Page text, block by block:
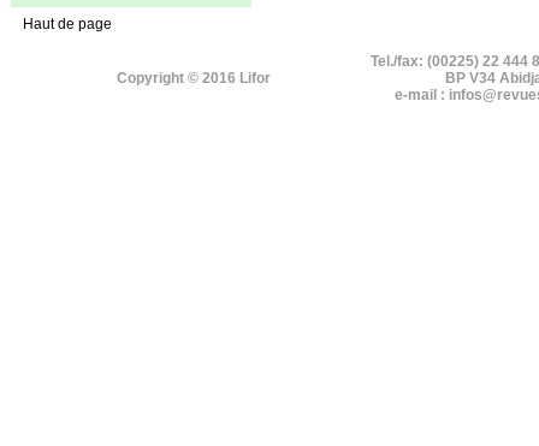
Haut de page
Copyright © 2016 Lifor
Tel./fax: (00225) 22 444
BP V34
e-mail :